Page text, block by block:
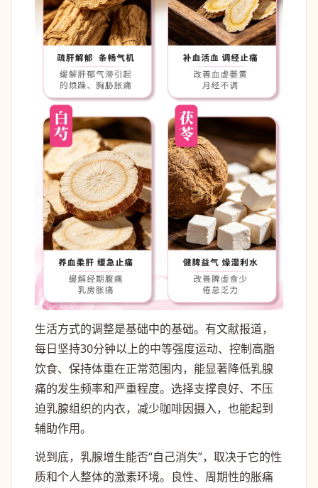
生活方式的调整是基础中的基础。有文献报道，
每日坚持30分钟以上的中等强度运动、控制高脂
饮食、保持体重在正常范围内，能显著降低乳腺
痛的发生频率和严重程度。选择支撑良好、不压
迫乳腺组织的内衣，减少咖啡因摄入，也能起到
辅助作用。
说到底，乳腺增生能否“自己消失”，取决于它的性
质和个人整体的激素环境。良性、周期性的胀痛